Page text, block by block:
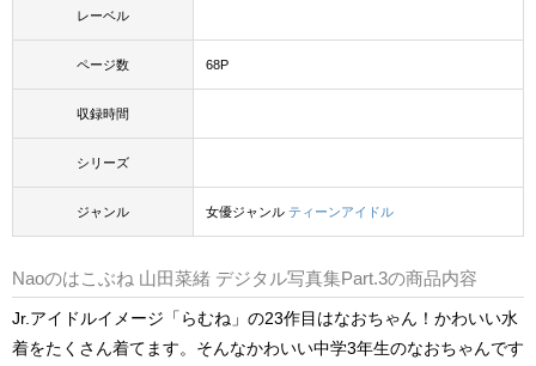
レーベル
ページ数 68P
収録時間
シリーズ
ジャンル 女優ジャンル ティーンアイドル
Naoのはこぶね 山田菜緒 デジタル写真集Part.3の商品内容
Jr.アイドルイメージ「らむね」の23作目はなおちゃん！かわいい水
着をたくさん着てます。そんなかわいい中学3年生のなおちゃんです